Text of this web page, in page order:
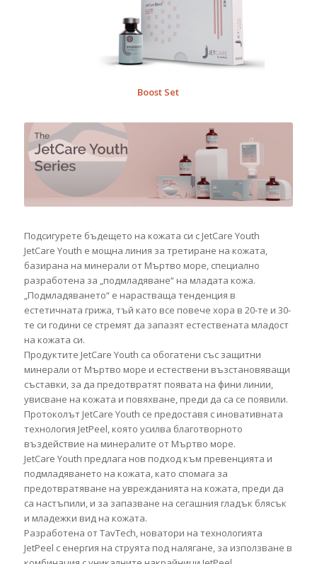
Boost Set
Подсигурете бъдещето на кожата си с JetCare Youth
JetCare Youth е мощна линия за третиране на кожата,
базирана на минерали от Мъртво море, специално
разработена за „подмладяване“ на младата кожа.
„Подмладяването“ е нарастваща тенденция в
естетичната грижа, тъй като все повече хора в 20-те и 30-
те си години се стремят да запазят естествената младост
на кожата си.
Продуктите JetCare Youth са обогатени със защитни
минерали от Мъртво море и естествени възстановяващи
съставки, за да предотвратят появата на фини линии,
увисване на кожата и повяхване, преди да са се появили.
Протоколът JetCare Youth се предоставя с иновативната
технология JetPeel, която усилва благотворното
въздействие на минералите от Мъртво море.
JetCare Youth предлага нов подход към превенцията и
подмладяването на кожата, като спомага за
предотвратяване на уврежданията на кожата, преди да
са настъпили, и за запазване на сегашния гладък блясък
и младежки вид на кожата.
Разработена от TavTech, новатори на технологията
JetPeel с енергия на струята под налягане, за използване в